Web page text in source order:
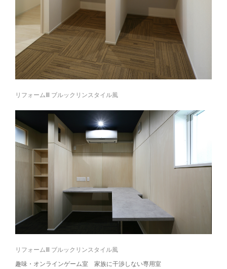
リフォームⅢ ブルックリンスタイル風
リフォームⅢ ブルックリンスタイル風
趣味・オンラインゲーム室 家族に干渉しない専用室